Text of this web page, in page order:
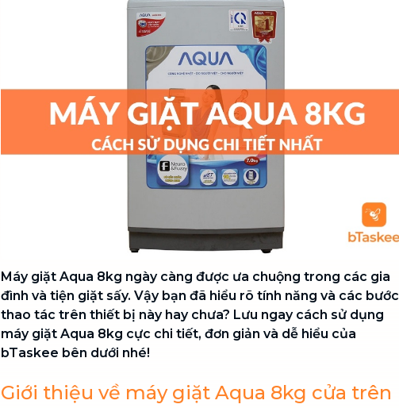
Chuyển nhà trọn gói, không lo dọn
NEW
Vệ sinh chuyên nghiệp cho văn
phòng, nhà xưởng, công trình lớn
Máy giặt Aqua 8kg ngày càng được ưa chuộng trong các gia
đình và tiện giặt sấy. Vậy bạn đã hiểu rõ tính năng và các bước
thao tác trên thiết bị này hay chưa? Lưu ngay cách sử dụng
máy giặt Aqua 8kg cực chi tiết, đơn giản và dễ hiểu của
bTaskee bên dưới nhé!
Giới thiệu về máy giặt Aqua 8kg cửa trên